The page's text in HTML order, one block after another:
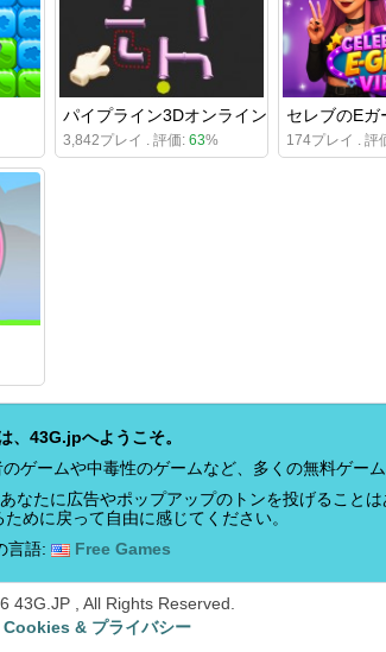
パイプライン3Dオンライン
3,842プレイ . 評価: 63% 174プレイ . 評
、43G.jpへようこそ。
ゲームや中毒性のゲームなど、多くの無料ゲーム
たに広告やポップアップのトンを投げること
めに戻って自由に感じてください。
言語:
Free Games
43G.JP , All Rights Reserved.
Cookies & プライバシー